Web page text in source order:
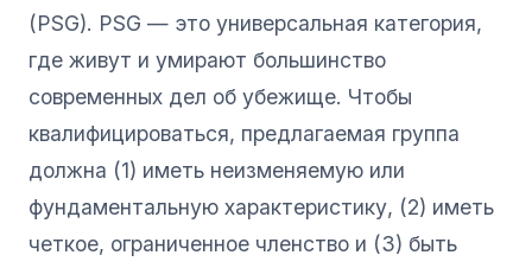
(PSG). PSG — это универсальная категория,
где живут и умирают большинство
современных дел об убежище. Чтобы
квалифицироваться, предлагаемая группа
должна (1) иметь неизменяемую или
фундаментальную характеристику, (2) иметь
четкое, ограниченное членство и (3) быть